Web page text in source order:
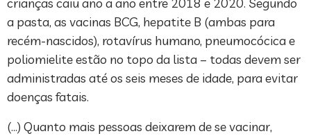
crianças caiu ano a ano entre 2018 e 2020. Segundo
a pasta, as vacinas BCG, hepatite B (ambas para
recém-nascidos), rotavírus humano, pneumocócica e
poliomielite estão no topo da lista – todas devem ser
administradas até os seis meses de idade, para evitar
doenças fatais.
(…) Quanto mais pessoas deixarem de se vacinar,